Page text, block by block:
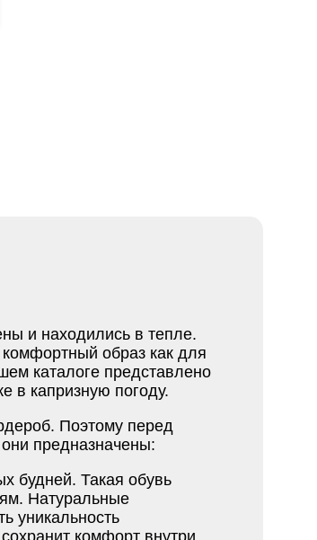
и находились в тепле.
образ как для
каталоге представлено
в капризную погоду.
Поэтому перед
предназначены:
будней. Такая обувь
Натуральные
уникальность
комфорт внутри